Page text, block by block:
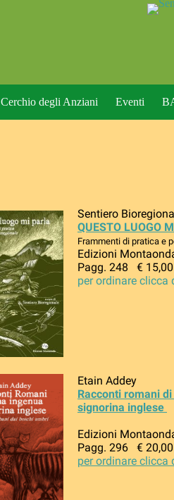
Cerchio degli Anziani Eventi
Sentiero
QUESTO LUOGO
Frammenti di pratica e
Edizioni
Pagg. 248 € 15,00
per ordinare clicca
Etain Addey
Racconti romani
signorina inglese
Edizioni
Pagg. 296 € 20,00
per ordinare clicca